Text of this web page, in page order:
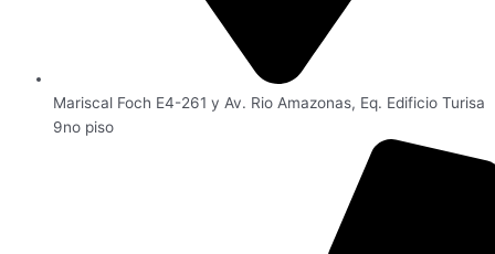
Mariscal Foch E4-261 y Av. Rio Amazonas, Eq. Edificio Turisa
9no piso